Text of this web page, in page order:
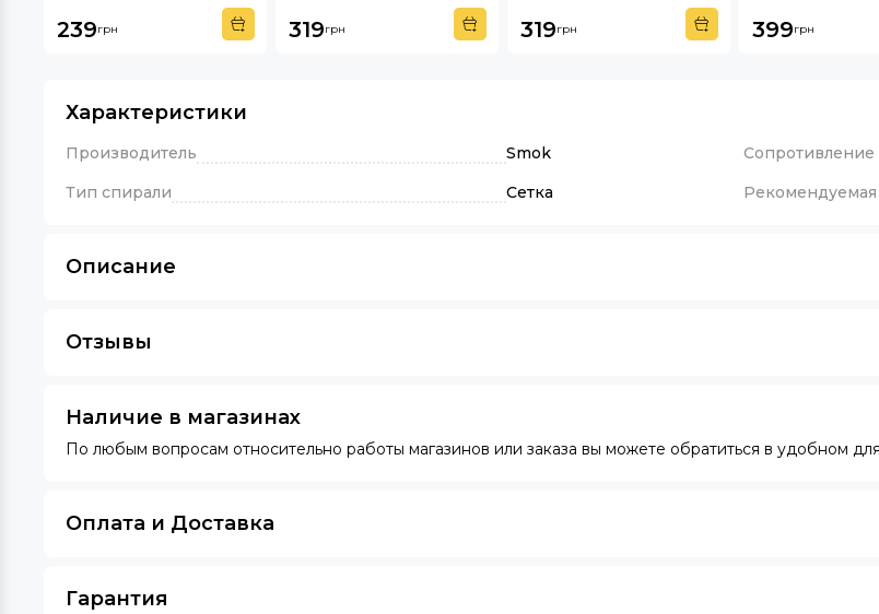
239грн 319грн 319грн 399грн
Характеристики
Производитель Smok Сопротивление
Тип спирали
Сетка
Описание
Отзывы
Наличие в магазинах
По любым вопросам относительно работы магазинов или заказа вы можете обратиться в удобном
Оплата и Доставка
Гарантия